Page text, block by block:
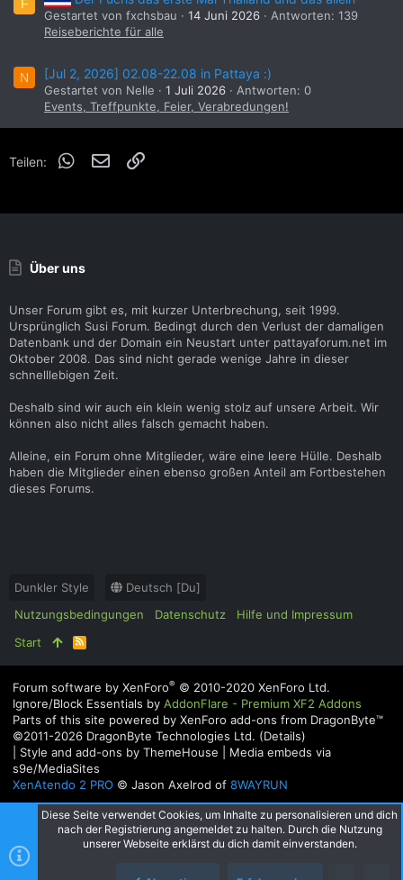
F
Gestartet von fxchsbau 14 Juni 2026
Antworten: 139
Reiseberichte für alle
N [Jul 2, 2026] 02.08-22.08 in Pattaya :)
Gestartet von Nelle 1 Juli 2026
Antworten: 0
Events, Treffpunkte, Feier, Verabredungen!
Teilen: WhatsApp
E-Mail
Über uns
Unser Forum gibt es, mit kurzer Unterbrechung, seit 1999.
Ursprünglich Susi Forum. Bedingt durch den Verlust der damaligen
Datenbank und der Domain ein Neustart unter pattayaforum.net im
Oktober 2008. Das sind nicht gerade wenige Jahre in dieser
schnelllebigen Zeit.
Deshalb sind wir auch ein klein wenig stolz auf unsere Arbeit. Wir
können also nicht alles falsch gemacht haben.
Alleine, ein Forum ohne Mitglieder, wäre eine leere Hülle. Deshalb
haben die Mitglieder einen ebenso großen Anteil am Fortbestehen
dieses Forums.
Dunkler Style
Deutsch [Du]
Nutzungsbedingungen
Datenschutz
Hilfe und Impressum
Start
R
S
S
Forum software by XenForo® © 2010-2020 XenForo Ltd.
Ignore/Block Essentials by AddonFlare - Premium XF2 Addons
Parts of this site powered by XenForo add-ons from DragonByte™
©2011-2026 DragonByte Technologies Ltd. (Details)
Style and add-ons by ThemeHouse
Media embeds via
s9e/MediaSites
XenAtendo 2 PRO © Jason Axelrod of 8WAYRUN
Diese Seite verwendet Cookies, um Inhalte zu personalisieren und dich
nach der Registrierung angemeldet zu halten. Durch die Nutzung
unserer Webseite erklärst du dich damit einverstanden.